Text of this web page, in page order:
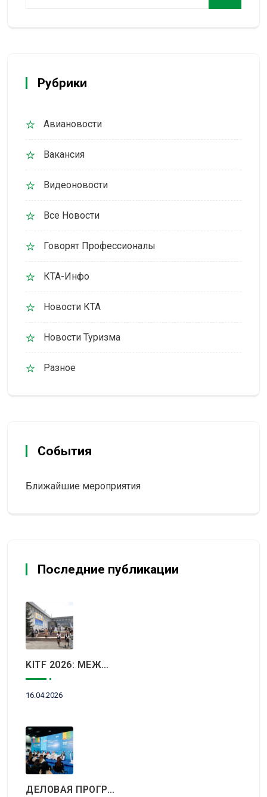
Рубрики
Авиановости
Вакансия
Видеоновости
Все Новости
Говорят Профессионалы
КТА-Инфо
Новости КТА
Новости Туризма
Разное
События
Ближайшие мероприятия
Последние публикации
KITF 2026: МЕЖДУНАРОДНЫЙ ТУРИСТИЧЕСКИЙ РЫНОК ВСТРЕТИТСЯ В АЛМАТЫ
16.04.2026
ДЕЛОВАЯ ПРОГРАММА KITF 2026: ВАЖНЕЙШИЕ АСПЕКТЫ РЫНКА ТУРИЗМА В НОВОЙ РЕАЛЬНОСТИ ОБСУДЯТ В АЛМАТЫ